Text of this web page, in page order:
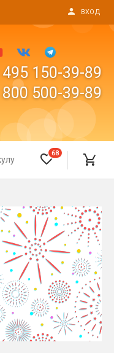
ВХОД
495 150-39-89
800 500-39-89
68